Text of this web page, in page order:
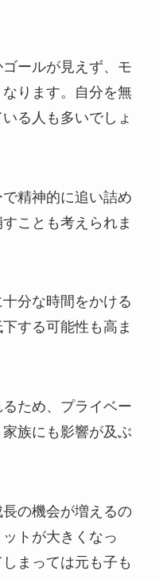
ールが見えず、モ
ります。自分を無
る人も多いでしょ
精神的に追い詰め
ことも考えられま
分な時間をかける
する可能性も高ま
ため、プライベー
族にも影響が及ぶ
の機会が増えるの
トが大きくなっ
まっては元も子も